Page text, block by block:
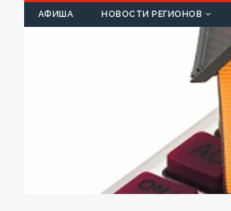
АФИША НОВОСТИ РЕГИОНОВ